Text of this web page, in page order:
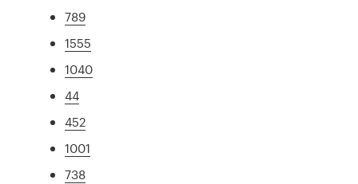
789
1555
1040
44
452
1001
738